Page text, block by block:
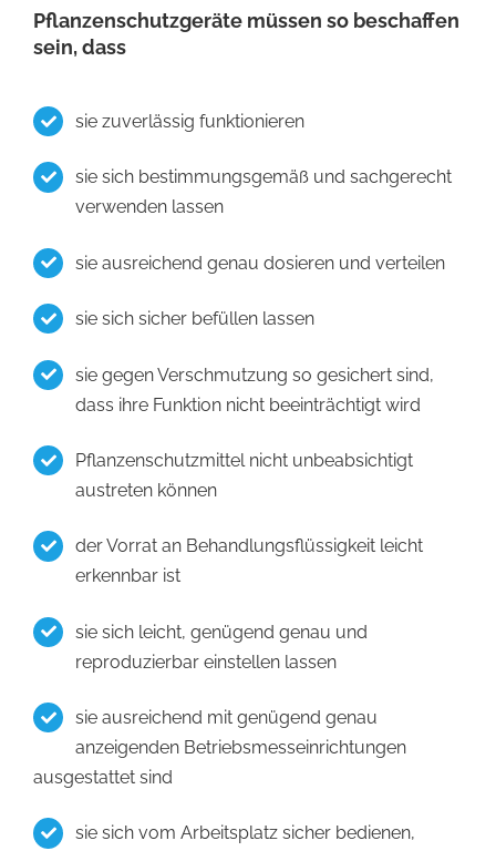
Pflanzenschutzgeräte müssen so beschaffen
sein, dass
sie zuverlässig funktionieren
sie sich bestimmungsgemäß und sachgerecht
verwenden lassen
sie ausreichend genau dosieren und verteilen
sie sich sicher befüllen lassen
sie gegen Verschmutzung so gesichert sind,
dass ihre Funktion nicht beeinträchtigt wird
Pflanzenschutzmittel nicht unbeabsichtigt
austreten können
der Vorrat an Behandlungsflüssigkeit leicht
erkennbar ist
sie sich leicht, genügend genau und
reproduzierbar einstellen lassen
sie ausreichend mit genügend genau
anzeigenden Betriebsmesseinrichtungen
ausgestattet sind
sie sich vom Arbeitsplatz sicher bedienen,